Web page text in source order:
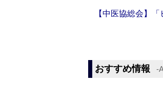
【中医協総会】
おすすめ情報